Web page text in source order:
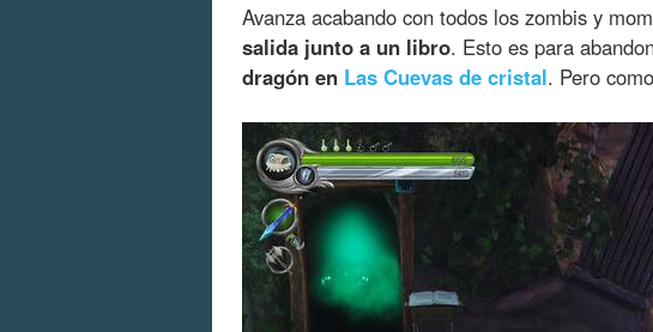
Avanza acabando con todos los zombis y
salida junto a un libro. Esto es para
dragón en Las Cuevas de cristal. Pero